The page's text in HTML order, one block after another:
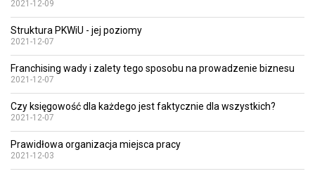
2021-12-09
Struktura PKWiU - jej poziomy
2021-12-07
Franchising wady i zalety tego sposobu na prowadzenie biznesu
2021-12-07
Czy księgowość dla każdego jest faktycznie dla wszystkich?
2021-12-07
Prawidłowa organizacja miejsca pracy
2021-12-03